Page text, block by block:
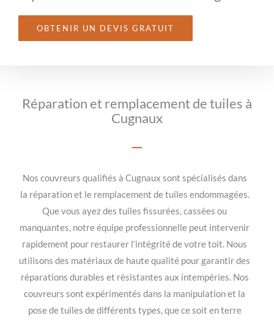
OBTENIR UN DEVIS GRATUIT
Réparation et remplacement de tuiles à
Cugnaux
Nos couvreurs qualifiés à Cugnaux sont spécialisés dans
la réparation et le remplacement de tuiles endommagées.
Que vous ayez des tuiles fissurées, cassées ou
manquantes, notre équipe professionnelle peut intervenir
rapidement pour restaurer l’intégrité de votre toit. Nous
utilisons des matériaux de haute qualité pour garantir des
réparations durables et résistantes aux intempéries. Nos
couvreurs sont expérimentés dans la manipulation et la
pose de tuiles de différents types, que ce soit en terre